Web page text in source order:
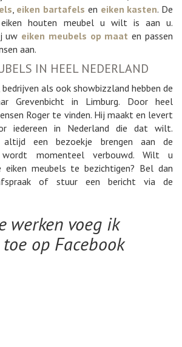
eiken bartafels en eiken kasten. De
houten meubel u wilt is aan u.
uw eiken meubels op maat en passen
aan.
IN HEEL NEDERLAND
als ook showbizzland hebben de
Grevenbicht in Limburg. Door heel
Roger te vinden. Hij maakt en levert
iedereen in Nederland die dat wilt.
een bezoekje brengen aan de
wordt momenteel verbouwd. Wilt u
eiken meubels te bezichtigen? Bel dan
of stuur een bericht via de
werken voeg ik
op Facebook